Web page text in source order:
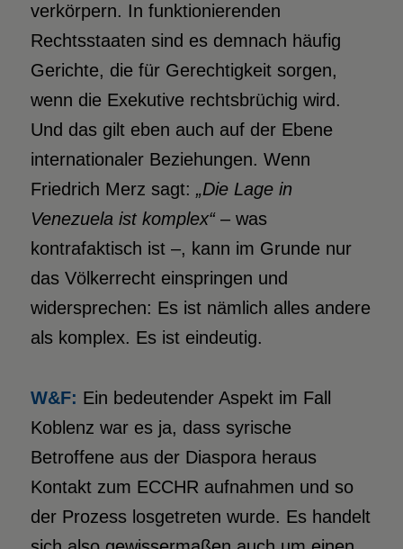
verkörpern. In funktionierenden
Rechtsstaaten sind es demnach häufig
Gerichte, die für Gerechtigkeit sorgen,
wenn die Exekutive rechtsbrüchig wird.
Und das gilt eben auch auf der Ebene
internationaler Beziehungen. Wenn
Friedrich Merz sagt: „Die Lage in
Venezuela ist komplex“– was
kontrafaktisch ist –, kann im Grunde nur
das Völkerrecht einspringen und
widersprechen: Es ist nämlich alles andere
als komplex. Es ist eindeutig.
W&F: Ein bedeutender Aspekt im Fall
Koblenz war es ja, dass syrische
Betroffene aus der Diaspora heraus
Kontakt zum ECCHR aufnahmen und so
der Prozess losgetreten wurde. Es handelt